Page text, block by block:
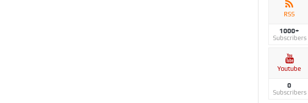
RSS
1000+
Subscribers
Youtube
0
Subscribers